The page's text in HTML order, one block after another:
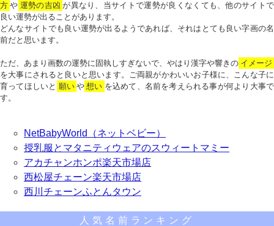
方 や 運勢の吉凶 が異なり、当サイトで運勢が良くなくても、他のサイトで
良い運勢が出ることがあります。
どんなサイトでも良い運勢が出るようであれば、それはとても良い字画の名
前だと思います。
ただ、あまり画数の運勢に固執しすぎないで、やはり漢字や響きの イメージ
を大事にされると良いと思います。ご両親がかわいいお子様に、こんな子に
育ってほしいと 願い や 想い を込めて、名前を考えられる事が何より大事で
す。
NetBabyWorld（ネットベビー）
授乳服とマタニティウェアのスウィートマミー
アカチャンホンポ楽天市場店
西松屋チェーン楽天市場店
西川チェーンふとんタウン
人気名前ランキング